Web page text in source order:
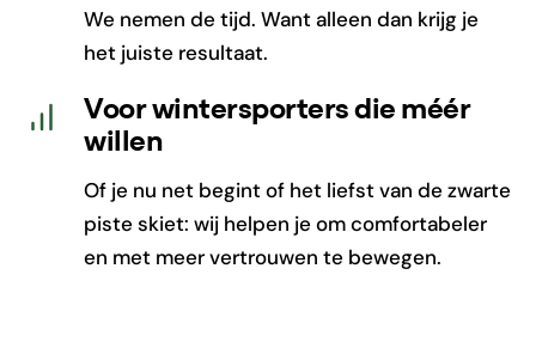
We nemen de tijd. Want alleen dan krijg je
het juiste resultaat.
Voor wintersporters die méér
willen
Of je nu net begint of het liefst van de zwarte
piste skiet: wij helpen je om comfortabeler
en met meer vertrouwen te bewegen.